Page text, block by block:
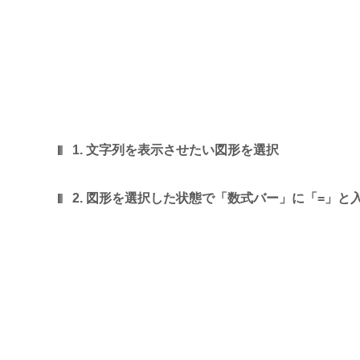
1. 文字列を表示させたい図形を選択
2. 図形を選択した状態で「数式バー」に「=」と